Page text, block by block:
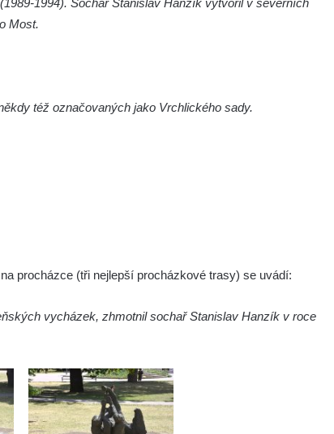
1994). Sochař Stanislav Hanzík vytvořil v severních
Most.
též označovaných jako Vrchlického sady.
procházce (tři nejlepší procházkové trasy) se uvádí:
vycházek, zhmotnil sochař Stanislav Hanzík v roce